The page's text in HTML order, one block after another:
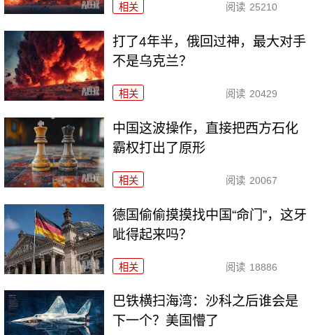
相关 阅读 25210
打了4年半，俄回过神，最大对手
不是乌克兰？
相关 阅读 20429
中国这波操作，直接把西方石化
霸权打出了原形
相关 阅读 20067
德国偷偷摸摸找中国“命门”，这牙
呲得起来吗？
相关 阅读 18886
巴铁横扫海湾：沙科之后谁会是
下一个？美国懵了